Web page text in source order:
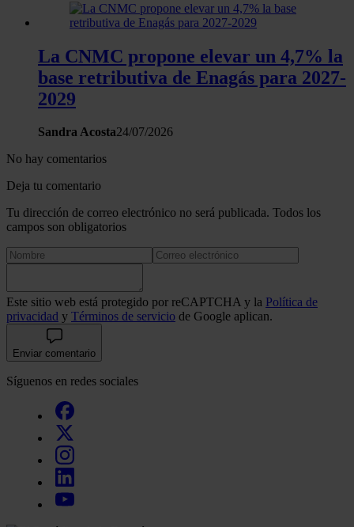
La CNMC propone elevar un 4,7% la
base retributiva de Enagás para 2027-
2029
Sandra Acosta24/07/2026
No hay comentarios
Deja tu comentario
Tu dirección de correo electrónico no será publicada. Todos los
campos son obligatorios
Este sitio web está protegido por reCAPTCHA y la Política de
privacidad y Términos de servicio de Google aplican.
Enviar comentario
Síguenos en redes sociales